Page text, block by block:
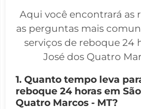
Aqui você encontrará as
as perguntas mais
serviços de reboque 24
José dos Quatro
1. Quanto tempo leva
reboque 24 horas em
Quatro Marcos - MT?